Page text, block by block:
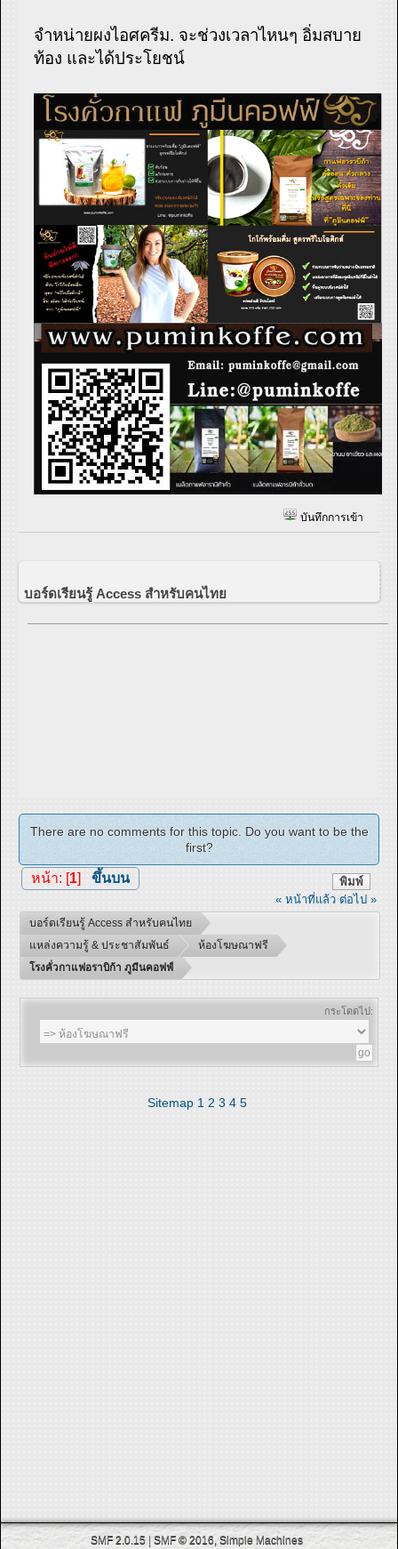
จำหน่ายผงไอศครีม. จะช่วงเวลาไหนๆ อิ่มสบาย
ท้อง และได้ประโยชน์
บันทึกการเข้า
บอร์ดเรียนรู้ Access สำหรับคนไทย
There are no comments for this topic. Do you want to be the
first?
พิมพ์
หน้า: [1] ขึ้นบน
« หน้าที่แล้ว ต่อไป »
บอร์ดเรียนรู้ Access สำหรับคนไทย
แหล่งความรู้ & ประชาสัมพันธ์
ห้องโฆษณาฟรี
โรงคั่วกาแฟอราบิก้า ภูมีนคอฟฟ์
กระโดดไป:
Sitemap 1 2 3 4 5
SMF 2.0.15 |SMF © 2016 Simple Machines